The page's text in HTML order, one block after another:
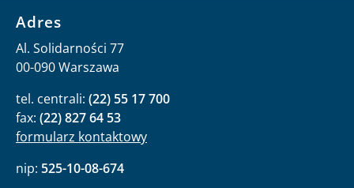
Adres
Al. Solidarności 77
00-090 Warszawa
tel. centrali: (22) 55 17 700
fax: (22) 827 64 53
formularz kontaktowy
nip: 525-10-08-674